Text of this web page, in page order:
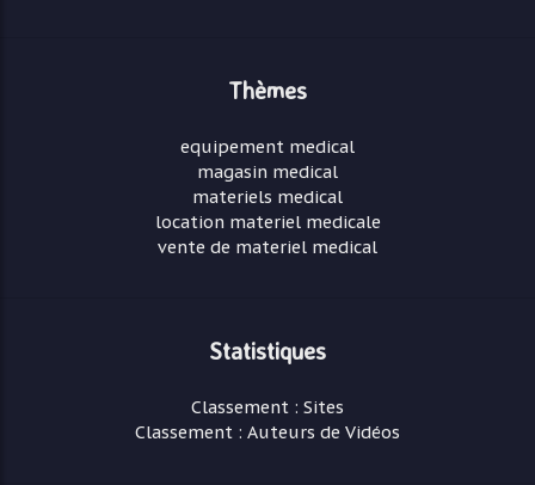
Thèmes
equipement medical
magasin medical
materiels medical
location materiel medicale
vente de materiel medical
Statistiques
Classement : Sites
Classement : Auteurs de Vidéos